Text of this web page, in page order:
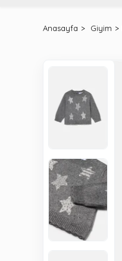
Anasayfa Giyim